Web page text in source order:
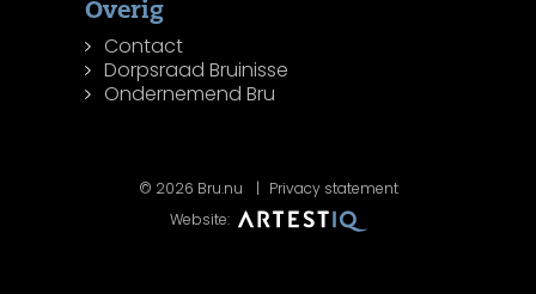
Overig
Contact
Dorpsraad Bruinisse
Ondernemend Bru
© 2026 Bru.nu
Privacy statement
Website: